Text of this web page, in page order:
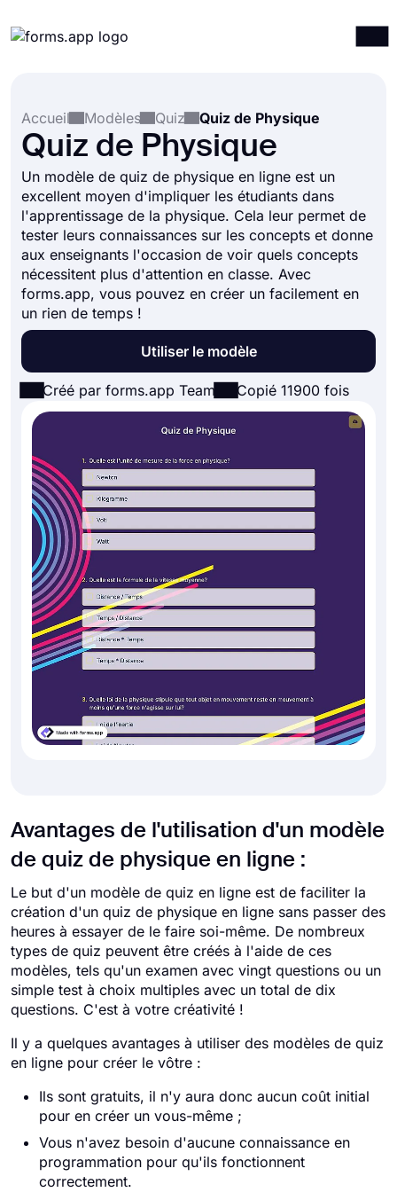
Intégrations
Modèles
Ressources
Tarification
Accueil
Modèles Quiz Quiz de Physique
Quiz de Physique
Un modèle de quiz de physique en ligne est un
excellent moyen d'impliquer les étudiants dans
l'apprentissage de la physique. Cela leur permet de
tester leurs connaissances sur les concepts et donne
aux enseignants l'occasion de voir quels concepts
nécessitent plus d'attention en classe. Avec
forms.app, vous pouvez en créer un facilement en
un rien de temps !
Utiliser le modèle
Créé par forms.app Team Copié 11900 fois
Avantages de l'utilisation d'un modèle
de quiz de physique en ligne :
Le but d'un modèle de quiz en ligne est de faciliter la
création d'un quiz de physique en ligne sans passer des
heures à essayer de le faire soi-même. De nombreux
types de quiz peuvent être créés à l'aide de ces
modèles, tels qu'un examen avec vingt questions ou un
simple test à choix multiples avec un total de dix
questions. C'est à votre créativité !
Il y a quelques avantages à utiliser des modèles de quiz
en ligne pour créer le vôtre :
Ils sont gratuits, il n'y aura donc aucun coût initial
pour en créer un vous-même ;
Vous n'avez besoin d'aucune connaissance en
programmation pour qu'ils fonctionnent
correctement.